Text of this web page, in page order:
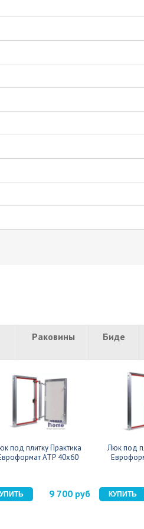
Раковины Биде
под плитку Практика
АТР 40x60
9 700 руб
Люк под